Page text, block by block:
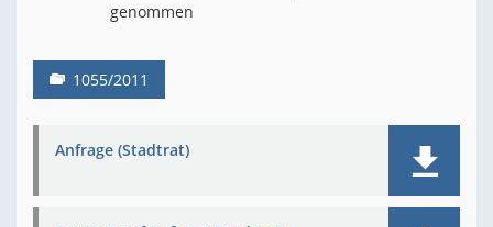
genommen
1055/2011
Anfrage (Stadtrat)